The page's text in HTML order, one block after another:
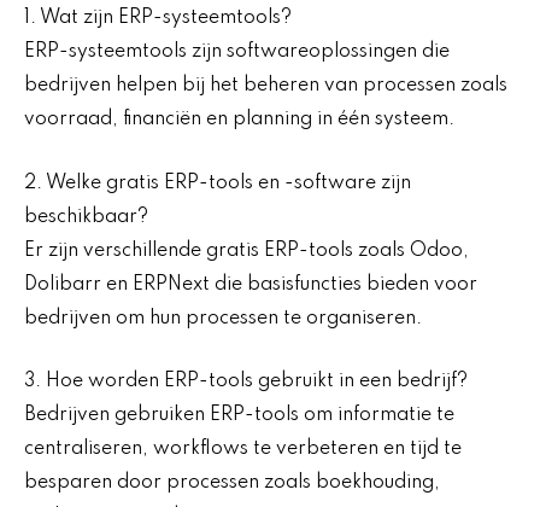
1. Wat zijn ERP-systeemtools?
ERP-systeemtools zijn softwareoplossingen die
bedrijven helpen bij het beheren van processen zoals
voorraad, financiën en planning in één systeem.
2. Welke gratis ERP-tools en -software zijn
beschikbaar?
Er zijn verschillende gratis ERP-tools zoals Odoo,
Dolibarr en ERPNext die basisfuncties bieden voor
bedrijven om hun processen te organiseren.
3. Hoe worden ERP-tools gebruikt in een bedrijf?
Bedrijven gebruiken ERP-tools om informatie te
centraliseren, workflows te verbeteren en tijd te
besparen door processen zoals boekhouding,